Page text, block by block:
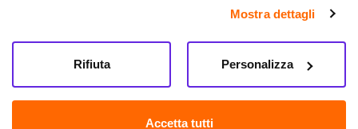
informazioni che hai fornito loro o che hanno raccolto dal
tuo utilizzo dei loro servizi.
Mostra dettagli
Accetta tutti
Personalizza
Rifiuta
Farma.it S.a.s. P. IVA 07417261216 REA: NA-884088
CREDITS
Sede legale Via delle Repubbliche Marinare 128, 80147 Napoli